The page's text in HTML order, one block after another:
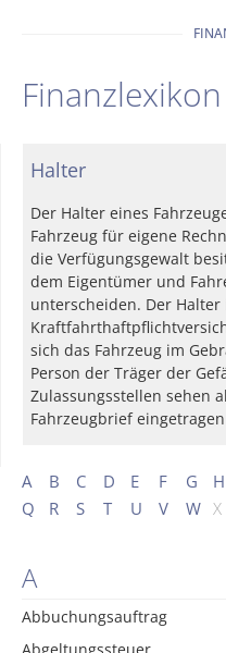
Finanzlexikon
A B C D E F G H
Q
R S T U V W X
A
Abbuchungsauftrag
Halter
Der Halter eines
Fahrzeug für eigene
die Verfügungsgewalt
dem Eigentümer und
unterscheiden. Der
sich das Fahrzeug im
Person der Träger der
Zulassungsstellen sehen
Fahrzeugbrief